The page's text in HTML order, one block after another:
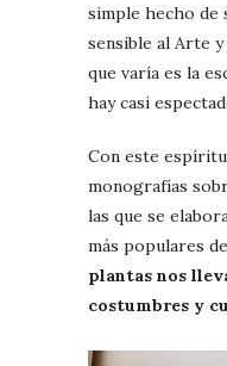
simple hecho de
sensible al Arte
que varía es la
hay casi
Con este
monografías
las que se
más populares
plantas nos
costumbres y